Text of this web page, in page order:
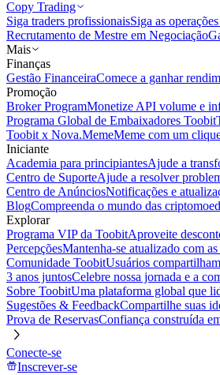
Copy Trading
Siga traders profissionaisSiga as
Recrutamento de Mestre em Negociação
Mais
Finanças
Gestão FinanceiraComece a ganhar
Promoção
Broker ProgramMonetize API volume e
Programa Global de Embaixadores Toobit
Toobit x Nova.MemeMeme com um
Iniciante
Academia para principiantesAjude a
Centro de SuporteAjude a resolver
Centro de AnúnciosNotificações e
BlogCompreenda o mundo das
Explorar
Programa VIP da ToobitAproveite
PercepçõesMantenha-se atualizado com
Comunidade ToobitUsuários
3 anos juntosCelebre nossa jornada e a
Sobre ToobitUma plataforma global que
Sugestões & FeedbackCompartilhe suas
Prova de ReservasConfiança construída
Conecte-se
Inscrever-se